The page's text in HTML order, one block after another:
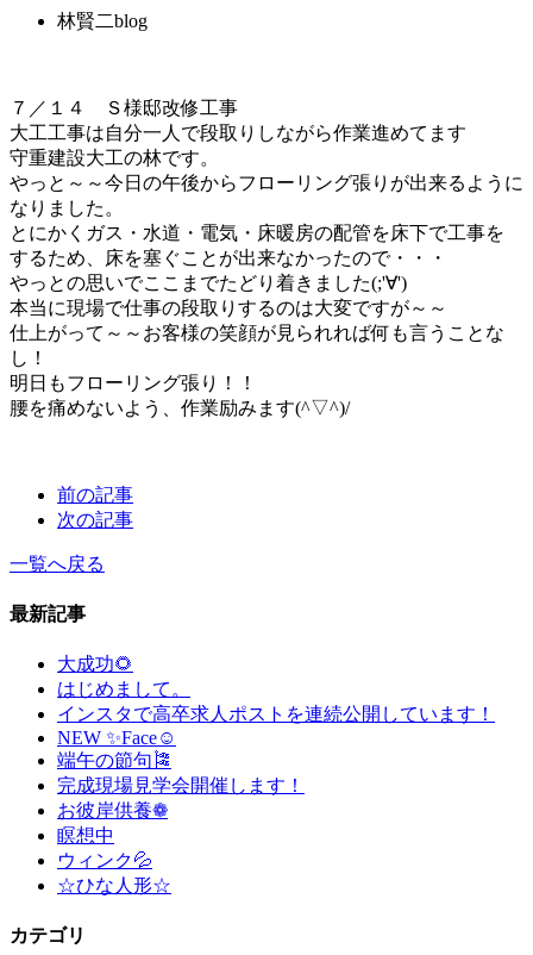
林賢二blog
７／１４ Ｓ様邸改修工事
大工工事は自分一人で段取りしながら作業進めてます
守重建設大工の林です。
やっと～～今日の午後からフローリング張りが出来るように
なりました。
とにかくガス・水道・電気・床暖房の配管を床下で工事を
するため、床を塞ぐことが出来なかったので・・・
やっとの思いでここまでたどり着きました(;'∀')
本当に現場で仕事の段取りするのは大変ですが～～
仕上がって～～お客様の笑顔が見られれば何も言うことな
し！
明日もフローリング張り！！
腰を痛めないよう、作業励みます(^▽^)/
前の記事
次の記事
一覧へ戻る
最新記事
大成功🌻
はじめまして。
インスタで高卒求人ポストを連続公開しています！
NEW ✨Face☺
端午の節句🎏
完成現場見学会開催します！
お彼岸供養❁
瞑想中
ウィンク💦
☆ひな人形☆
カテゴリ